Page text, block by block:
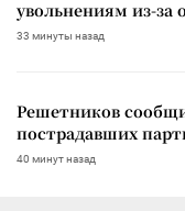
увольнениям из-за
33 минуты назад
Решетников
пострадавших
40 минут назад